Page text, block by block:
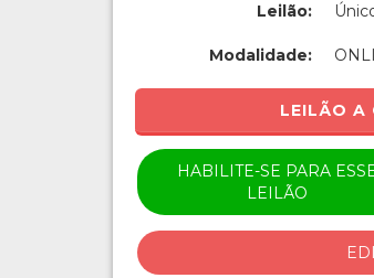
Leilão:
Modalidade:
LEILÃO A
HABILITE-SE PARA
LEILÃO